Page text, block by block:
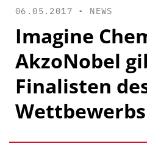
06.05.2017 • NEWS
Imagine
AkzoNobel
Finalisten